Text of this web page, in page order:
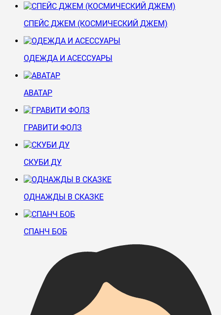
СПЕЙС ДЖЕМ (КОСМИЧЕСКИЙ ДЖЕМ)
ОДЕЖДА И АСЕССУАРЫ
АВАТАР
ГРАВИТИ ФОЛЗ
СКУБИ ДУ
ОДНАЖДЫ В СКАЗКЕ
СПАНЧ БОБ